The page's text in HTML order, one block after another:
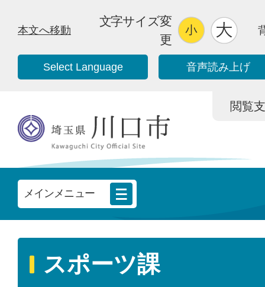
本文へ移動
文字サイズ変
更
Select Language 音声読み上げ
閲覧
メインメニュー
スポーツ課